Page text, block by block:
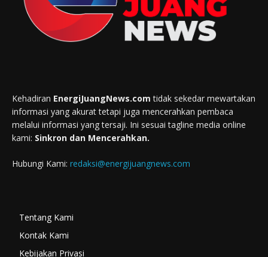
Kehadiran EnergiJuangNews.com tidak sekedar mewartakan
informasi yang akurat tetapi juga mencerahkan pembaca
melalui informasi yang tersaji. Ini sesuai tagline media online
kami: Sinkron dan Mencerahkan.
Hubungi Kami: redaksi@energijuangnews.com
Tentang Kami
Kontak Kami
Kebijakan Privasi